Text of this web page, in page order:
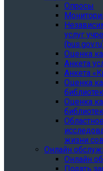
Опросы
услуг
Оценка
Анкета
Анкета
Oценка
Oценка
жизни
Онлайн
Онлайн
Подать